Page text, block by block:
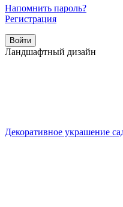
Напомнить пароль?
Регистрация
Ландшафтный дизайн
Декоративное украшение